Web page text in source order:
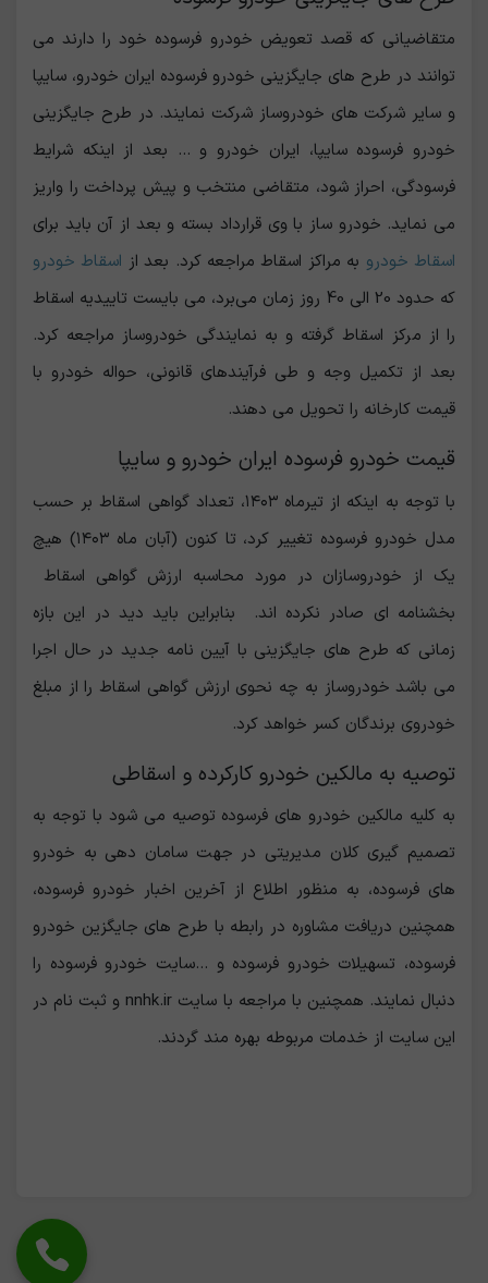
متقاضیانی که قصد تعویض خودرو فرسوده خود را دارند می
توانند در طرح های جایگزینی خودرو فرسوده ایران خودرو، سایپا
و سایر شرکت های خودروساز شرکت نمایند. در طرح جایگزینی
خودرو فرسوده سایپا، ایران خودرو و ... بعد از اینکه شرایط
فرسودگی، احراز شود، متقاضی منتخب و پیش پرداخت را واریز
می نماید. خودرو ساز با وی قرارداد بسته و بعد از آن باید برای
اسقاط خودرو به مراکز اسقاط مراجعه کرد. بعد از اسقاط خودرو
که حدود 20 الی 40 روز زمان می‌برد، می بایست تاییدیه اسقاط
را از مرکز اسقاط گرفته و به نمایندگی خودروساز مراجعه کرد.
بعد از تکمیل وجه و طی فرآیندهای قانونی، حواله خودرو با
قیمت کارخانه را تحویل می دهند.
قیمت خودرو فرسوده ایران خودرو و سایپا
با توجه به‌ اینکه از تیرماه ۱۴۰۳، تعداد گواهی اسقاط بر حسب
مدل خودرو فرسوده تغییر کرد، تا کنون (آبان ماه ۱۴۰۳) هیچ
یک از خودروسازان در مورد محاسبه ارزش گواهی اسقاط
بخشنامه ای صادر نکرده اند. بنابراین باید دید در این بازه
زمانی که طرح های جایگزینی با آیین نامه جدید در حال اجرا
می باشد خودروساز به چه نحوی ارزش گواهی اسقاط را از مبلغ
خودروی برندگان کسر خواهد کرد.
توصیه به مالکین خودرو کارکرده و اسقاطی
به کلیه مالکین خودرو های فرسوده توصیه می شود با توجه به
تصمیم گیری کلان مدیریتی در جهت سامان دهی به خودرو
های فرسوده، به منظور اطلاع از آخرین اخبار خودرو فرسوده،
همچنین دریافت مشاوره در رابطه با طرح های جایگزین خودرو
فرسوده، تسهیلات خودرو فرسوده و ...سایت خودرو فرسوده را
دنبال نمایند. همچنین با مراجعه با سایت nnhk.ir و ثبت نام در
این سایت از خدمات مربوطه بهره مند گردند.